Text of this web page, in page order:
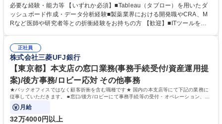
ティング、活用アドバイス業務等をお任せします。 ■活用コンサルティン
グ：疾患再発率の調査や薬剤効果の可視化等の目的に合わせ、プラットフ
ォーム上で可能な解析手法を提案 ■オンボーディング：ツールの操作説明
療現場のDX化を推進するやりがいがあります。【業務内容の変更範囲】
当社の指定する業務 募集職種 【カスタマーサクセス】リモートメイン/医
療データ解析システム/完全週休2日
必要な経験・能力等 【いずれか必須】■Tableau（タブロー）を用いたダ
ッシュボード作成・データ分析経験■製薬業界における開発職やCRA、M
Rなど医師や研究者等との折衝経験をお持ちの方 【歓迎】■ITツールを用
ート体制を構築しています。 【採用背景】導入先が急増しており、専任の
カスタマーサクセス組織を強化するための増員採用です。営業担当からの
丁寧なOJTがあり、医療データ解析の専門知識をキャッチアップできる環
境です。社会貢献性の高い分野で専門性を磨きたい方を歓迎します。 学
歴・資格 学歴：大学院 大学 高専 短大 専修学校 高校 語学力： 資格：
正社員
株式会社三菱UFJ銀行
【東京都】本支店の窓口業務(事務手続受付/資産運用提
案)/後方事務/ロビー応対 その他事務
★バックオフィスではなく顧客折衝を含む職種です★ 国内の本支店等にて下記の業務に
従事していただきます。 ■窓口/後方/ロビーにて事務手続等の受付・オペレーション、お
客様対応
月給
32万4000円以上